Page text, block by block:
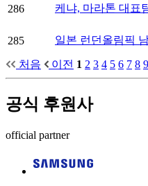
286 케냐, 마라톤 대표
285 일본 런던올림픽
처음
이전 1 2 3 4 5 6 7 8 9
공식 후원사
official partner